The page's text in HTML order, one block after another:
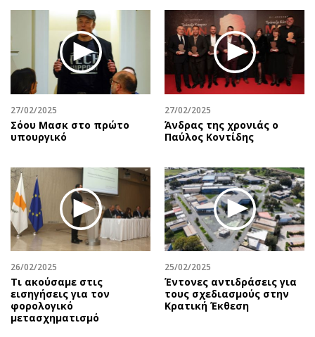
27/02/2025
Σόου Μασκ στο πρώτο
υπουργικό
27/02/2025
Άνδρας της χρονιάς ο
Παύλος Κοντίδης
26/02/2025
Τι ακούσαμε στις
εισηγήσεις για τον
φορολογικό
μετασχηματισμό
25/02/2025
Έντονες αντιδράσεις για
τους σχεδιασμούς στην
Κρατική Έκθεση